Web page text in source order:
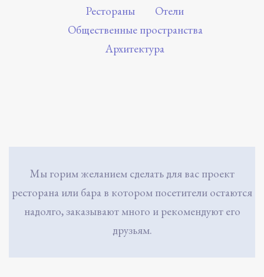
Рестораны
Отели
Общественные пространства
Архитектура
Мы горим желанием сделать для вас проект
ресторана или бара в котором посетители остаются
надолго, заказывают много и рекомендуют его
друзьям.